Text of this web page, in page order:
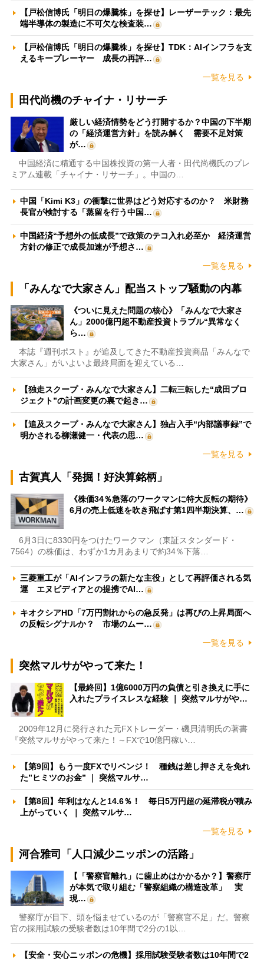
【戸松信博氏「明日の爆騰株」を探せ】レーザーテック：最先
端半導体の製造に不可欠な検査装…
【戸松信博氏「明日の爆騰株」を探せ】TDK：AIインフラを支
えるキープレーヤー 成長の再評…
一覧を見る
田代尚機のチャイナ・リサーチ
厳しい経済情勢をどう打開するか？中国の下半期
の「経済運営方針」を読み解く 需要不足対策
が…
中国経済に精通する中国株投資の第一人者・田代尚機氏のプレ
ミアム連載「チャイナ・リサーチ」。中国の…
中国「Kimi K3」の衝撃に世界はどう対応するのか？ 米財務
長官が検討する「蒸留を行う中国…
中国経済“予想外の低成長”で政策のテコ入れ必至か 経済運営
方針の修正で成長加速が予想さ…
一覧を見る
「みんなで大家さん」配当ストップ騒動の内幕
《ついに見えた問題の核心》「みんなで大家さ
ん」2000億円超不動産投資トラブル“異常なく
ら…
本誌『週刊ポスト』が追及してきた不動産投資商品「みんなで
大家さん」がいよいよ最終局面を迎えている…
【独走スクープ・みんなで大家さん】二転三転した“成田プロ
ジェクト”の計画変更の裏で起き…
【追及スクープ・みんなで大家さん】独占入手“内部議事録”で
明かされる柳瀬健一・代表の思…
一覧を見る
古賀真人「発掘！好決算銘柄」
《株価34％急落のワークマンに特大反転の期待》
6月の売上低迷を吹き飛ばす第1四半期決算、…
6月3日に8330円をつけたワークマン（東証スタンダード・
7564）の株価は、わずか1カ月あまりで約34％下落…
三菱重工が「AIインフラの新たな主役」として再評価される気
運 エヌビディアとの提携でAI…
キオクシアHD「7万円割れからの急反発」は再びの上昇局面へ
の反転シグナルか？ 市場のムー…
一覧を見る
突然マルサがやって来た！
【最終回】1億6000万円の負債と引き換えに手に
入れたプライスレスな経験 ｜ 突然マルサがや…
2009年12月に発行された元FXトレーダー・磯貝清明氏の著書
『突然マルサがやって来た！～FXで10億円稼い…
【第9回】もう一度FXでリベンジ！ 種銭は差し押さえを免れ
た”ヒミツのお金” ｜ 突然マルサ…
【第8回】年利はなんと14.6％！ 毎日5万円超の延滞税が積み
上がっていく ｜ 突然マルサ…
一覧を見る
河合雅司「人口減少ニッポンの活路」
【「警察官離れ」に歯止めはかかるか？】警察庁
が本気で取り組む「警察組織の構造改革」 実
現…
警察庁が目下、頭を悩ませているのが「警察官不足」だ。警察
官の採用試験の受験者数は10年間で2分の1以…
【安全・安心ニッポンの危機】採用試験受験者数は10年間で2